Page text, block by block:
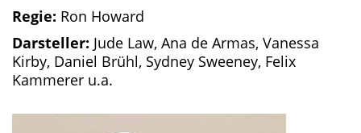
Regie: Ron Howard
Darsteller: Jude Law, Ana de Armas, Vanessa
Kirby, Daniel Brühl, Sydney Sweeney, Felix
Kammerer u.a.